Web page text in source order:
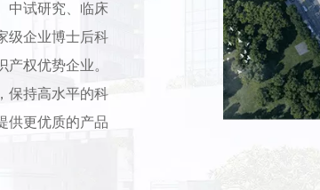
中试研究、临床
级企业博士后科
权优势企业。
保持高水平的科
供更优质的产品